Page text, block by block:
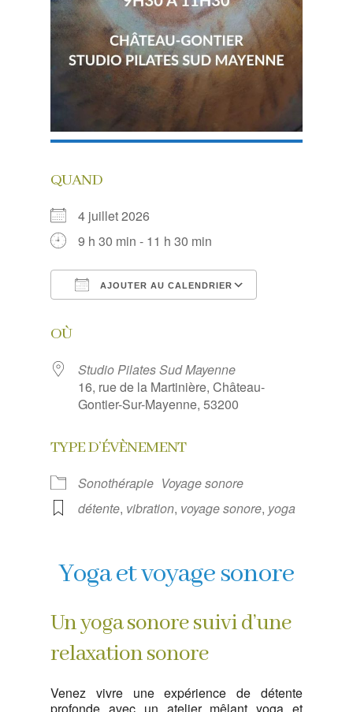
QUAND
4 juillet 2026
9 h 30 min - 11 h 30 min
AJOUTER AU CALENDRIER
OÙ
Studio Pilates Sud Mayenne
16, rue de la Martinière, Château-
Gontier-Sur-Mayenne, 53200
TYPE D’ÉVÈNEMENT
Sonothérapie Voyage sonore
détente, vibration, voyage sonore, yoga
Yoga et voyage sonore
Un yoga sonore suivi d’une
relaxation sonore
Venez vivre une expérience de détente
profonde avec un atelier mêlant yoga et